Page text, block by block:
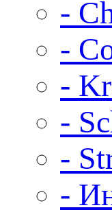
-
-
-
-
-
-